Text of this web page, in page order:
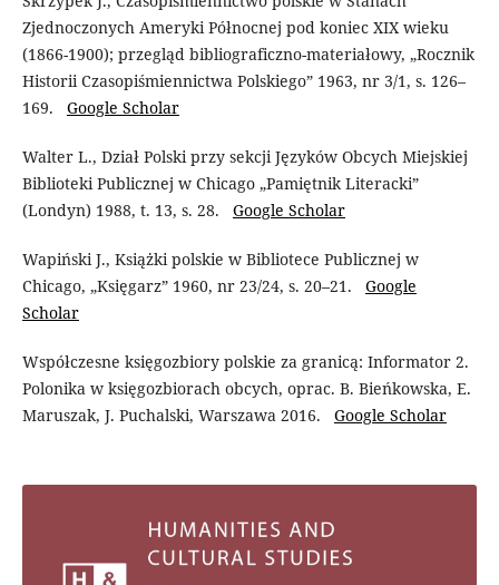
Zjednoczonych Ameryki Północnej pod koniec XIX wieku
(1866-1900); przegląd bibliograficzno-materiałowy, „Rocznik
Historii Czasopiśmiennictwa Polskiego” 1963, nr 3/1, s. 126–
169. Google Scholar
Walter L., Dział Polski przy sekcji Języków Obcych Miejskiej
Biblioteki Publicznej w Chicago „Pamiętnik Literacki”
(Londyn) 1988, t. 13, s. 28. Google Scholar
Wapiński J., Książki polskie w Bibliotece Publicznej w
Chicago, „Księgarz” 1960, nr 23/24, s. 20–21. Google
Scholar
Współczesne księgozbiory polskie za granicą: Informator 2.
Polonika w księgozbiorach obcych, oprac. B. Bieńkowska, E.
Maruszak, J. Puchalski, Warszawa 2016. Google Scholar